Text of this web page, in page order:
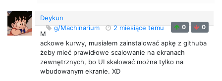
Deykun
g/Machinarium
2 miesiące temu 0 0
M
ackowe kurwy, musiałem zainstalować apkę z githuba
żeby mieć prawidłowe scalowanie na ekranach
zewnętrznych, bo UI skalować można tylko na
wbudowanym ekranie. XD